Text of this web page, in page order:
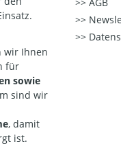
wir Ihnen
für
sowie
sind wir
, damit
ist.